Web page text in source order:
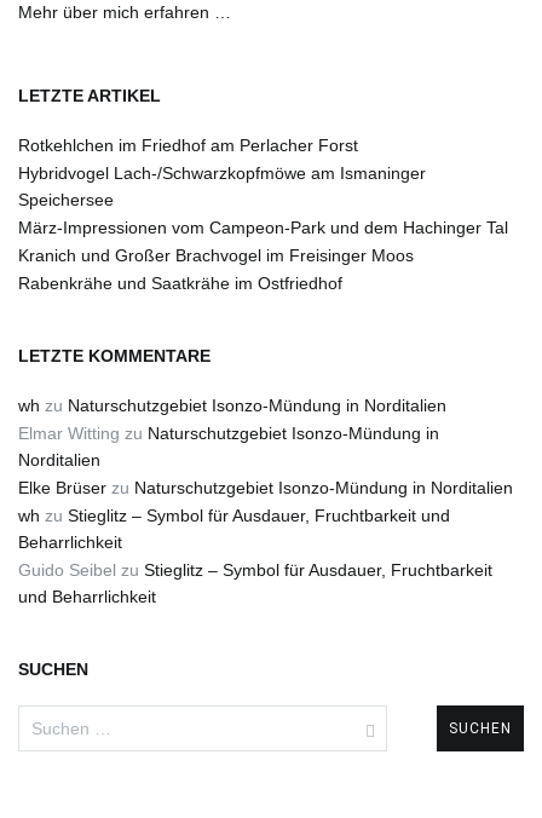
Mehr über mich erfahren …
LETZTE ARTIKEL
Rotkehlchen im Friedhof am Perlacher Forst
Hybridvogel Lach-/Schwarzkopfmöwe am Ismaninger
Speichersee
März-Impressionen vom Campeon-Park und dem Hachinger Tal
Kranich und Großer Brachvogel im Freisinger Moos
Rabenkrähe und Saatkrähe im Ostfriedhof
LETZTE KOMMENTARE
wh zu Naturschutzgebiet Isonzo-Mündung in Norditalien
Elmar Witting zu Naturschutzgebiet Isonzo-Mündung in
Norditalien
Elke Brüser zu Naturschutzgebiet Isonzo-Mündung in Norditalien
wh zu Stieglitz – Symbol für Ausdauer, Fruchtbarkeit und
Beharrlichkeit
Guido Seibel zu Stieglitz – Symbol für Ausdauer, Fruchtbarkeit
und Beharrlichkeit
SUCHEN